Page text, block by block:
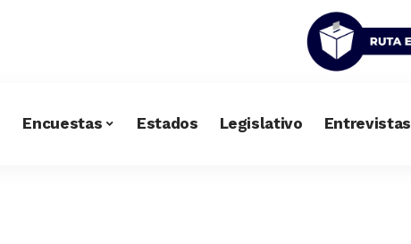
Encuestas Estados Legislativo Entrevistas